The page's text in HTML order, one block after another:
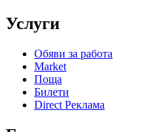
Услуги
Обяви за работа
Market
Поща
Билети
Direct Реклама